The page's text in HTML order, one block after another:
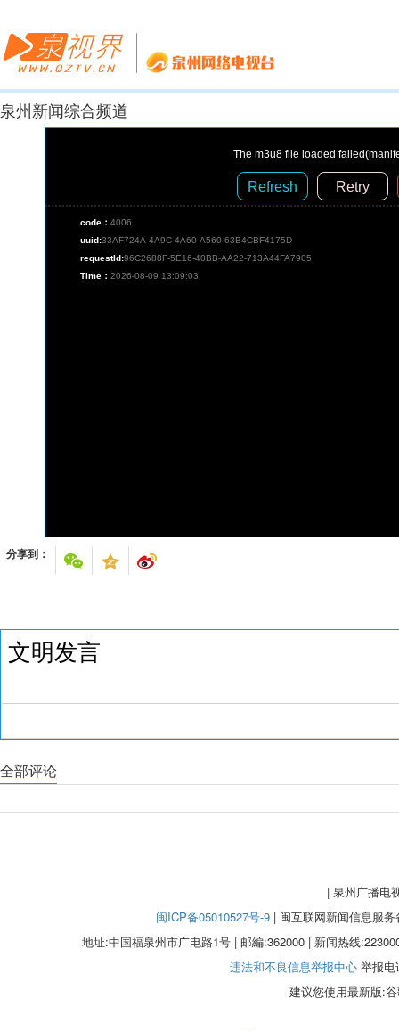
泉州新闻综合频道
The m3u8 file loaded
Refresh Retry
code： 4006
uuid:33AF724A-4A9C-4A60-A560-63B4CBF4175D
requestId:96C2688F-5E16-40BB-AA22-713A44FA7905
Time： 2026-08-09 13:09:03
分享到：
全部评论
| 泉州广播电
闽ICP备05010527号-9 | 闽互联网新闻信息服
地址:中国福泉州市广电路1号 | 邮編:362000 | 新闻热线
违法和不良信息举报中心 举报电
建议您使用最新版: